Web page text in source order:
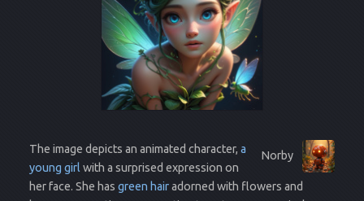
Norby
The image depicts an animated character, a
young girl with a surprised expression on
her face. She has green hairadorned with flowers and